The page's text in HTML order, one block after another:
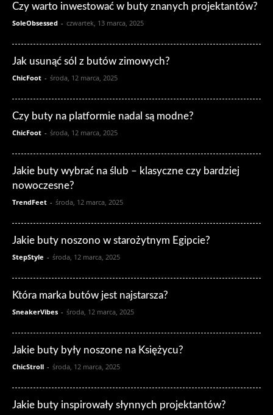
Czy warto inwestować w buty znanych projektantów?
SoleObsessed - czwartek, 13 marca, 2025
Jak usunąć sól z butów zimowych?
ChicFoot - środa, 12 marca, 2025
Czy buty na platformie nadal są modne?
ChicFoot - środa, 12 marca, 2025
Jakie buty wybrać na ślub – klasyczne czy bardziej
nowoczesne?
TrendFeet - środa, 12 marca, 2025
Jakie buty noszono w starożytnym Egipcie?
StepStyle - środa, 12 marca, 2025
Która marka butów jest najstarsza?
SneakerVibes - środa, 12 marca, 2025
Jakie buty były noszone na Księżycu?
ChicStroll - środa, 12 marca, 2025
Jakie buty inspirowały słynnych projektantów?